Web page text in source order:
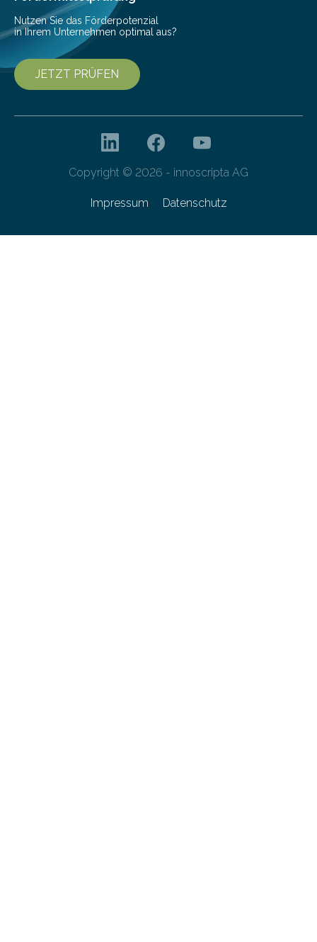
Nutzen Sie das Förderpotenzial
in Ihrem Unternehmen optimal aus?
JETZT PRÜFEN
Copyright © 2026 - innoscripta AG
Impressum Datenschutz